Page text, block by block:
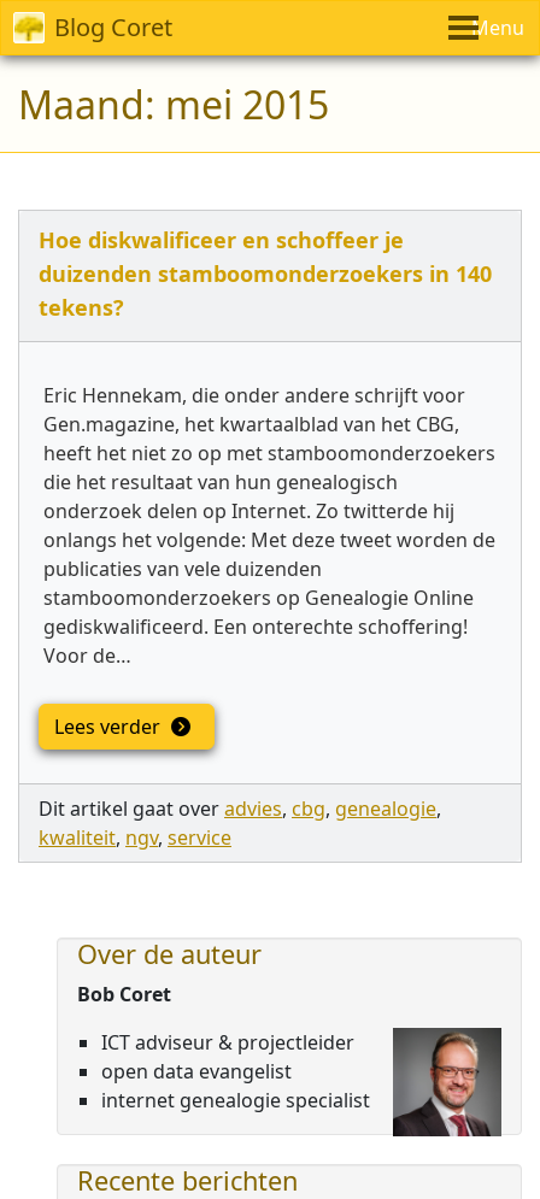
Blog Coret Menu
Maand: mei 2015
Hoe diskwalificeer en schoffeer je
duizenden stamboomonderzoekers in 140
tekens?
Eric Hennekam, die onder andere schrijft voor
Gen.magazine, het kwartaalblad van het CBG,
heeft het niet zo op met stamboomonderzoekers
die het resultaat van hun genealogisch
onderzoek delen op Internet. Zo twitterde hij
onlangs het volgende: Met deze tweet worden de
publicaties van vele duizenden
stamboomonderzoekers op Genealogie Online
gediskwalificeerd. Een onterechte schoffering!
Voor de…
Lees verder
Dit artikel gaat overadvies, cbg, genealogie,
kwaliteit, ngv, service
Over de auteur
Bob Coret
ICT adviseur & projectleider
open data evangelist
internet genealogie specialist
Recente berichten